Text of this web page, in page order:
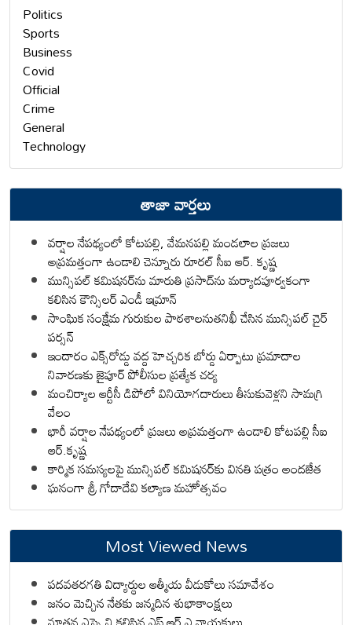
Politics
Sports
Business
Covid
Official
Crime
General
Technology
తాజా వార్తలు
వర్షాల నేపథ్యంలో కోటపల్లి, వేమనపల్లి మండలాల ప్రజలు
అప్రమత్తంగా ఉండాలి చెన్నూరు రూరల్ సీఐ ఆర్. కృష్ణ
మున్సిపల్ కమిషనర్‌ను మారుతి ప్రసాద్‌ను మర్యాదపూర్వకంగా
కలిసిన కౌన్సిలర్ ఎండీ ఇమ్రాన్ ​
సాంఘిక సంక్షేమ గురుకుల పాఠశాలనుతనిఖీ చేసిన మున్సిపల్ చైర్
పర్సన్
ఇందారం ఎక్స్‌రోడ్డు వద్ద హెచ్చరిక బోర్డు ఏర్పాటు ప్రమాదాల
నివారణకు జైపూర్ పోలీసుల ప్రత్యేక చర్య
మంచిర్యాల ఆర్టీసీ డిపోలో వినియోగదారులు తీసుకువెళ్లని సామగ్రి
వేలం
భారీ వర్షాల నేపథ్యంలో ప్రజలు అప్రమత్తంగా ఉండాలి కోటపల్లి సీఐ
ఆర్.కృష్ణ
కార్మిక సమస్యలపై మున్సిపల్ కమిషనర్‌కు వినతి పత్రం అందజేత
ఘనంగా శ్రీ గోదాదేవి కల్యాణ మహోత్సవం
Most Viewed News
పదవతరగతి విద్యార్థుల ఆత్మీయ వీడుకోలు సమావేశం
జనం మెచ్చిన నేతకు జన్మదిన శుభాకాంక్షలు